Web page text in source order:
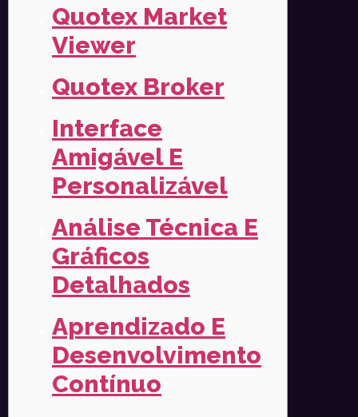
Quotex Market
Viewer
Quotex Broker
Interface
Amigável E
Personalizável
Análise Técnica E
Gráficos
Detalhados
Aprendizado E
Desenvolvimento
Contínuo